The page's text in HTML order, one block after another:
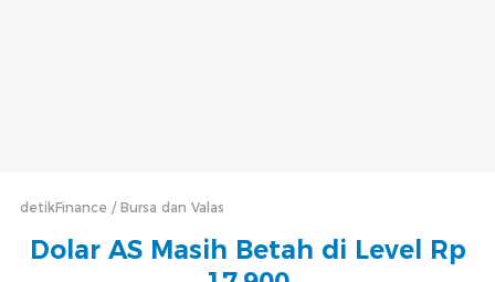
detikFinance Bursa dan Valas
Dolar AS Masih Betah di Level Rp